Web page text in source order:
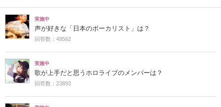
実施中
声が好きな「日本のボーカリスト」は？
回答数：49562
実施中
歌が上手だと思うホロライブのメンバーは？
回答数：23893